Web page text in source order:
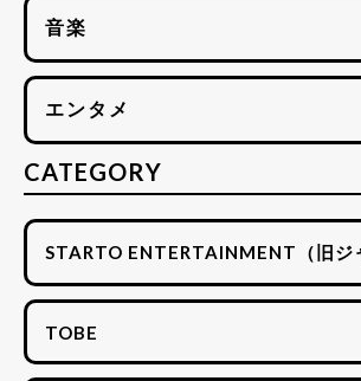
音楽
エンタメ
CATEGORY
STARTO ENTERTAINMENT（旧ジ
TOBE